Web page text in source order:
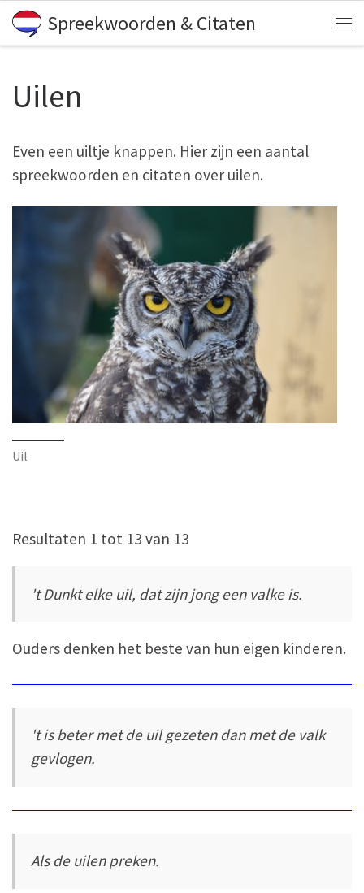
Skip to content
Spreekwoorden & Citaten
Uilen
Even een uiltje knappen. Hier zijn een aantal
spreekwoorden en citaten over uilen.
Uil
Resultaten 1 tot 13 van 13
't Dunkt elke uil, dat zijn jong een valke is.
Ouders denken het beste van hun eigen kinderen.
't is beter met de uil gezeten dan met de valk
gevlogen.
Als de uilen preken.